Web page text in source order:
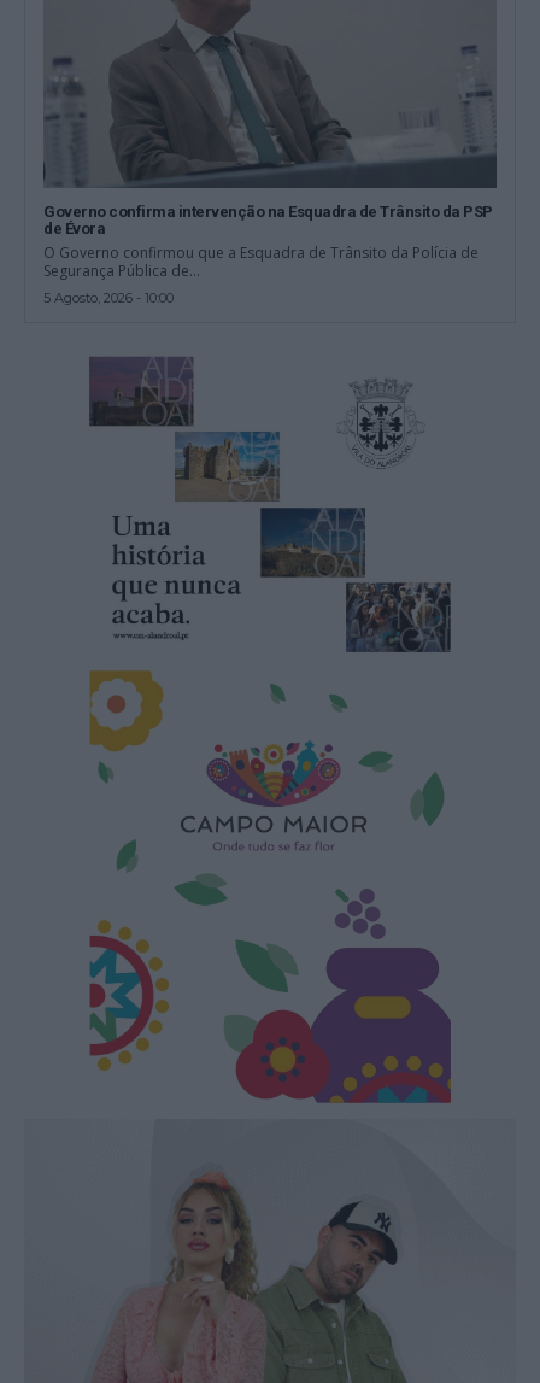
Governo confirma intervenção na Esquadra de Trânsito da PSP
de Évora
O Governo confirmou que a Esquadra de Trânsito da Polícia de
Segurança Pública de...
5 Agosto, 2026 - 10:00